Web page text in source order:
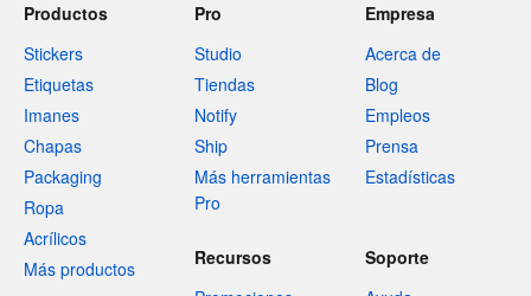
Productos
Stickers
Etiquetas
Imanes
Chapas
Packaging
Ropa
Acrílicos
Más productos
Pro
Studio
Tiendas
Notify
Ship
Más herramientas
Pro
Empresa
Acerca de
Blog
Empleos
Prensa
Estadísticas
Recursos
Soporte